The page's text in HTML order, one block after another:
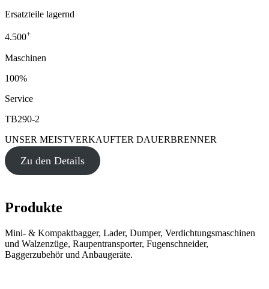
Ersatzteile lagernd
4.500+
Maschinen
100%
Service
TB290-2
UNSER MEISTVERKAUFTER DAUERBRENNER
Zu den Details
Produkte
Mini- & Kompaktbagger, Lader, Dumper, Verdichtungsmaschinen
und Walzenzüge, Raupentransporter, Fugenschneider,
Baggerzubehör und Anbaugeräte.